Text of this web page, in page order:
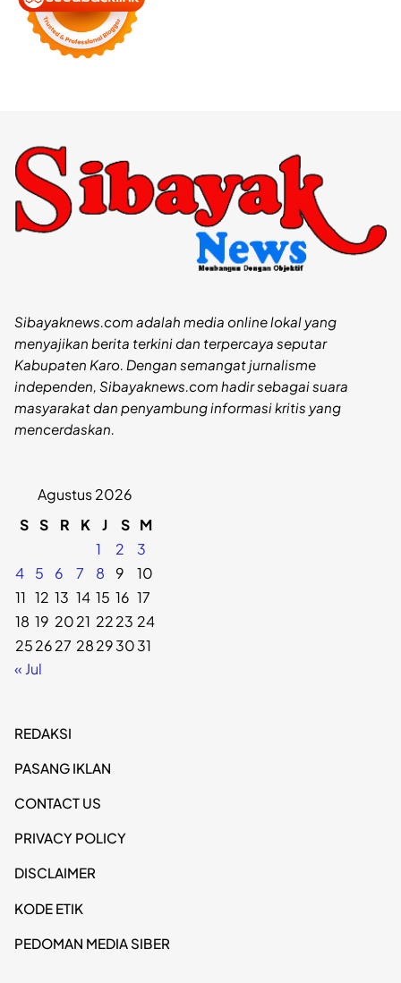
Sibayaknews.com adalah media online lokal yang
menyajikan berita terkini dan terpercaya seputar
Kabupaten Karo. Dengan semangat jurnalisme
independen, Sibayaknews.com hadir sebagai suara
masyarakat dan penyambung informasi kritis yang
mencerdaskan.
Agustus 2026
S S R K J S M
1
2
3
4
5 6 7 8 9
10
11 12 13 14 15 16 17
18 19 2021 2223 24
252627 28293031
« Jul
REDAKSI
PASANG IKLAN
CONTACT US
PRIVACY POLICY
DISCLAIMER
KODE ETIK
PEDOMAN MEDIA SIBER